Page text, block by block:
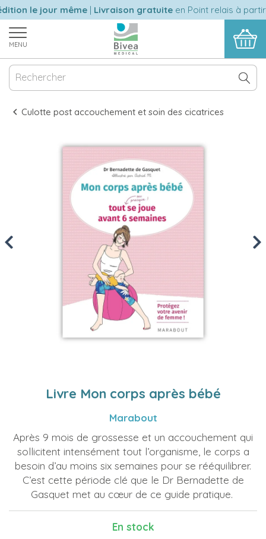
le jour même|Livraison gratuiteen Point relais à partir
MENU
Culotte post accouchement et soin des cicatrices
Previous
Livre Mon corps après bébé
Marabout
Après 9 mois de grossesse et un accouchement qui
sollicitent intensément tout l’organisme, le corps a
besoin d’au moins six semaines pour se rééquilibrer.
C’est cette période clé que le Dr Bernadette de
Gasquet met au cœur de ce guide pratique.
En stock